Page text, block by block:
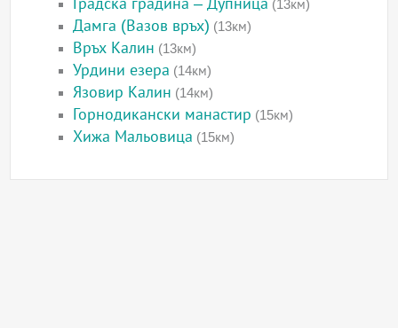
Градска градина – Дупница (13км)
Дамга (Вазов връх) (13км)
Връх Калин (13км)
Урдини езера (14км)
Язовир Калин (14км)
Горнодикански манастир (15км)
Хижа Мальовица (15км)